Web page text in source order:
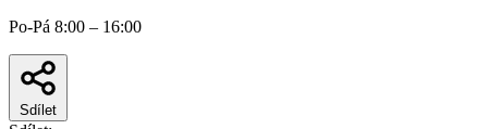
Po-Pá 8:00 – 16:00
Sdílet